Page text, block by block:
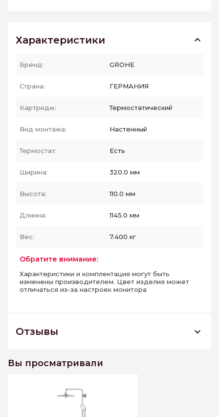
Характеристики
Бренд: GROHE
Страна: ГЕРМАНИЯ
Картридж: Термостатический
Вид монтажа: Настенный
Термостат: Есть
Ширина: 320.0 мм
Высота: 110.0 мм
Длинна: 1145.0 мм
Вес: 7.400 кг
Обратите внимание:
Характеристики и комплектация могут быть
изменены производителем. Цвет изделия может
отличаться из-за настроек монитора
Отзывы
Euphoria 260 с термостатом, хром
Написать отзыв
Вы просматривали